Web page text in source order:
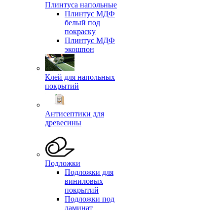
Плинтуса напольные
Плинтус МДФ
белый под
покраску
Плинтус МДФ
экошпон
Клей для напольных
покрытий
Антисептики для
древесины
Подложки
Подложки для
виниловых
покрытий
Подложки под
ламинат